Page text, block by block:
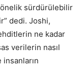
sürdürülebilir
dedi. Joshi,
ne kadar
verilerin nasıl